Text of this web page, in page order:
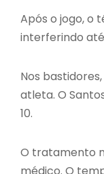
Após o jogo, o
interferindo
Nos
atleta. O
10.
O tratamento